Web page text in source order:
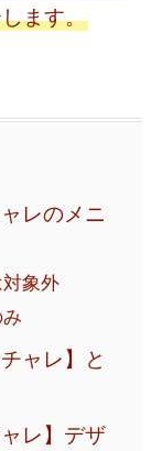
ます。
レのメニ
象外
ャレ】と
レ】デザ